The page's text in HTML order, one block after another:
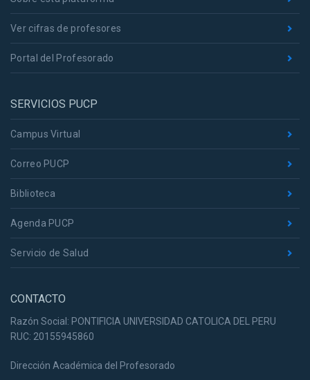
Ver cifras de profesores
Portal del Profesorado
SERVICIOS PUCP
Campus Virtual
Correo PUCP
Biblioteca
Agenda PUCP
Servicio de Salud
CONTACTO
Razón Social: PONTIFICIA UNIVERSIDAD CATOLICA DEL PERU
RUC: 20155945860
Dirección Académica del Profesorado